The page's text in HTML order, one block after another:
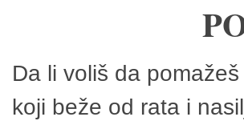
Da li voliš da
koji beže od rata i